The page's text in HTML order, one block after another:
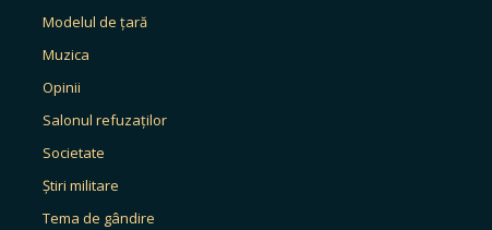
Modelul de țară
Muzica
Opinii
Salonul refuzaților
Societate
Știri militare
Tema de gândire